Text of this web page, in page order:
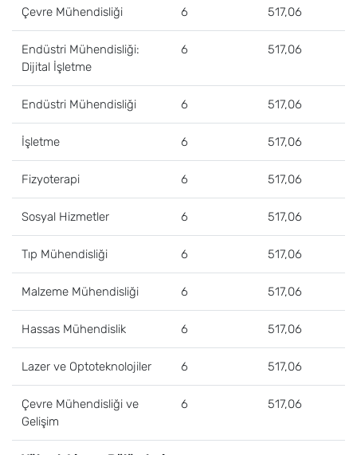
Çevre Mühendisliği 6 517,06
Endüstri Mühendisliği:
Dijital İşletme
6 517,06
Endüstri Mühendisliği 6 517,06
İşletme 6 517,06
Fizyoterapi 6 517,06
Sosyal Hizmetler 6 517,06
Tıp Mühendisliği 6 517,06
Malzeme Mühendisliği 6 517,06
Hassas Mühendislik 6 517,06
Lazer ve Optoteknolojiler 6 517,06
Çevre Mühendisliği ve
Gelişim
6 517,06